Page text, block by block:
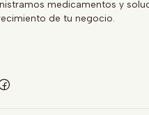
medicamentos y
de tu negocio.